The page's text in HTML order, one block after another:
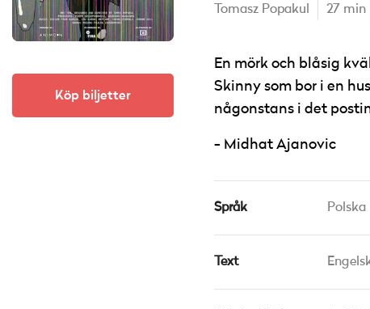
Köp biljetter
Tomasz Popakul 27 min
En mörk och blåsig
Skinny som bor i en
någonstans i det
Midhat Ajanovic
Språk Polska
Text